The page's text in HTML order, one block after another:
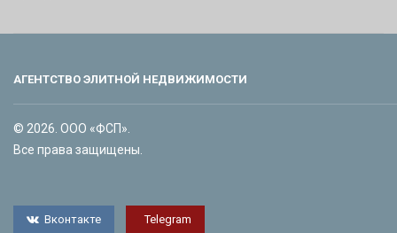
АГЕНТСТВО ЭЛИТНОЙ НЕДВИЖИМОСТИ
© 2026. ООО «ФСП».
Все права защищены.
Вконтакте Telegram